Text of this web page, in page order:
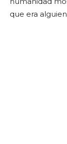
que era